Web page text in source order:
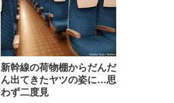
新幹線の荷物棚からだんだ
ん出てきたヤツの姿に…思
わず二度見